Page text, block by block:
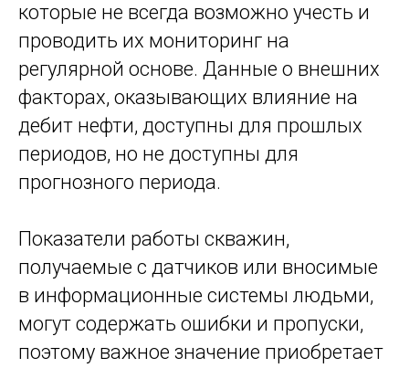
которые не всегда возможно учесть и
проводить их мониторинг на
регулярной основе. Данные о внешних
факторах, оказывающих влияние на
дебит нефти, доступны для прошлых
периодов, но не доступны для
прогнозного периода.
Показатели работы скважин,
получаемые с датчиков или вносимые
в информационные системы людьми,
могут содержать ошибки и пропуски,
поэтому важное значение приобретает